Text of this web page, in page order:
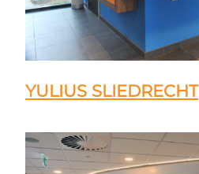
YULIUS SLIEDRECHT